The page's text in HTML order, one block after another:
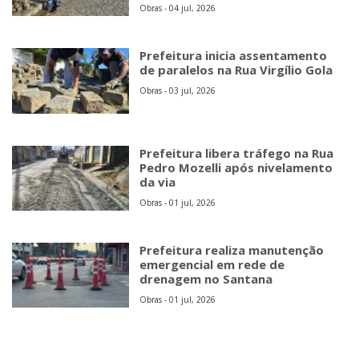
Obras - 04 jul, 2026
Prefeitura inicia assentamento
de paralelos na Rua Virgílio Gola
Obras - 03 jul, 2026
Prefeitura libera tráfego na Rua
Pedro Mozelli após nivelamento
da via
Obras - 01 jul, 2026
Prefeitura realiza manutenção
emergencial em rede de
drenagem no Santana
Obras - 01 jul, 2026